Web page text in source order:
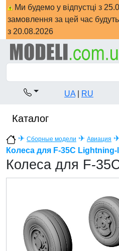
Ми будемо у відпустці з
замовлення за цей час
з 20.08.2026
UA RU
Каталог
✈ Сборные модели ✈ Авиация
Колеса для F-35C Lightning-II
Колеса для F-